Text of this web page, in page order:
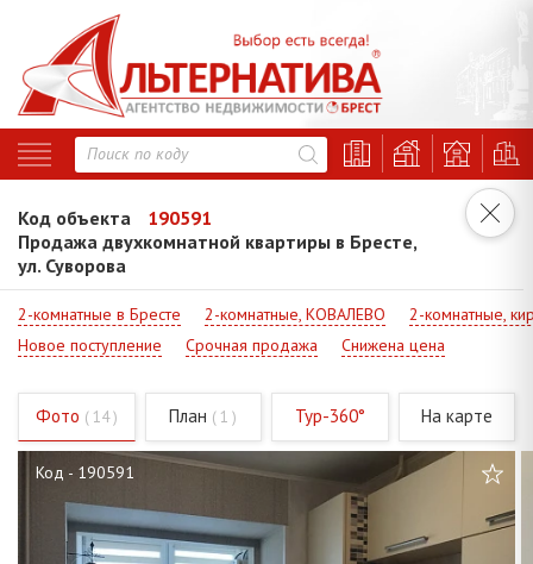
Код объекта
190591
Продажа двухкомнатной квартиры в Бресте,
ул. Суворова
2-комнатные в Бресте 2-комнатные, КОВАЛЕВО
2-комнатные,
Новое поступление
Срочная продажа Снижена цена
Фото ( 14 ) План ( 1 ) Тур-360° На карте
Код - 190591